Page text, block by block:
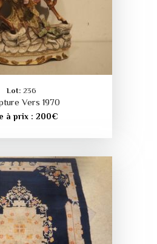
Lot: 236
Vers 1970
à prix : 200€